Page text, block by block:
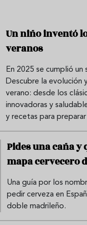
Un niño inventó
veranos
En 2025 se cumplió
Descubre la evolución
verano: desde los
innovadoras y
y recetas para preparar
Pides una caña y
mapa cervecero
Una guía por los
pedir cerveza en
doble madrileño.